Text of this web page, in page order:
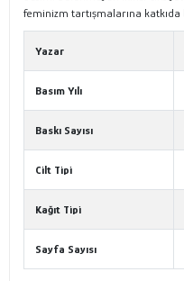
feminizm tartışmalarına katkıda
Yazar
Basım Yılı
Baskı Sayısı
Cilt Tipi
Kağıt Tipi
Sayfa Sayısı